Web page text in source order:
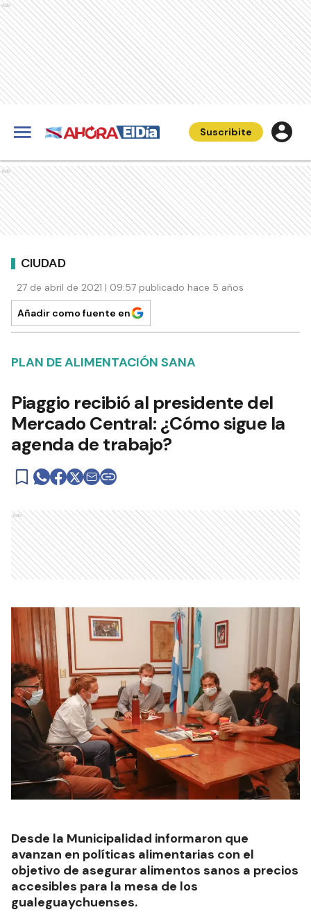
Ads
Suscribite
Ads
CIUDAD
27 de abril de 2021 | 09:57 publicado hace 5 años
Añadir como fuente en
PLAN DE ALIMENTACIÓN SANA
Piaggio recibió al presidente del
Mercado Central: ¿Cómo sigue la
agenda de trabajo?
Ads
Desde la Municipalidad informaron que
avanzan en políticas alimentarias con el
objetivo de asegurar alimentos sanos a precios
accesibles para la mesa de los
gualeguaychuenses.